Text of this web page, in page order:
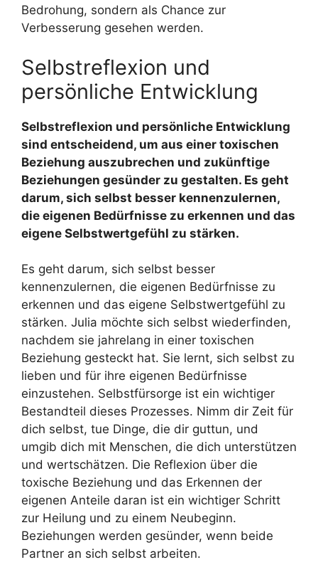
Bedrohung, sondern als Chance zur
Verbesserung gesehen werden.
Selbstreflexion und
persönliche Entwicklung
Selbstreflexion und persönliche Entwicklung
sind entscheidend, um aus einer toxischen
Beziehung auszubrechen und zukünftige
Beziehungen gesünder zu gestalten. Es geht
darum, sich selbst besser kennenzulernen,
die eigenen Bedürfnisse zu erkennen und das
eigene Selbstwertgefühl zu stärken.
Es geht darum, sich selbst besser
kennenzulernen, die eigenen Bedürfnisse zu
erkennen und das eigene Selbstwertgefühl zu
stärken. Julia möchte sich selbst wiederfinden,
nachdem sie jahrelang in einer toxischen
Beziehung gesteckt hat. Sie lernt, sich selbst zu
lieben und für ihre eigenen Bedürfnisse
einzustehen. Selbstfürsorge ist ein wichtiger
Bestandteil dieses Prozesses. Nimm dir Zeit für
dich selbst, tue Dinge, die dir guttun, und
umgib dich mit Menschen, die dich unterstützen
und wertschätzen. Die Reflexion über die
toxische Beziehung und das Erkennen der
eigenen Anteile daran ist ein wichtiger Schritt
zur Heilung und zu einem Neubeginn.
Beziehungen werden gesünder, wenn beide
Partner an sich selbst arbeiten.